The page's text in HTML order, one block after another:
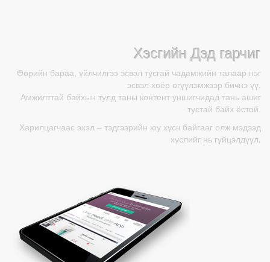
Хэсгийн Дэд гарчиг
Өөрийн бараа, үйлчилгээ эсвэл тусгай чадамжийн талаар нэг
эсвэл хоёр өгүүлэмжээр бичнэ үү.
Амжилттай байхын тулд таны контент уншигчидад тань ашиг
тустай байх ёстой.
Харилцагчаас эхэл – тэдгээрийн юу хүсч байгааг олж мэдээд
хүслийг нь гүйцэлдүүл.